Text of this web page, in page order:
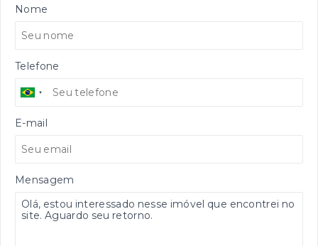
Nome
Telefone
E-mail
Mensagem